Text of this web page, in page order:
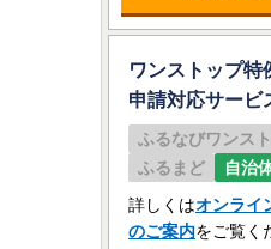
ワンストップ特
申請対応サービ
ふるなびワンス
ふるまど
自治
詳しくはオンライ
のご案内をご覧く